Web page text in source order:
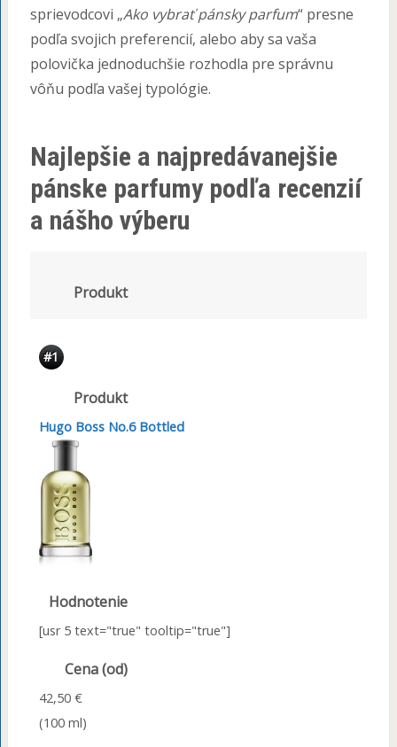
sprievodcovi „Ako vybrať pánsky parfum“ presne
podľa svojich preferencií, alebo aby sa vaša
polovička jednoduchšie rozhodla pre správnu
vôňu podľa vašej typológie.
Najlepšie a najpredávanejšie
pánske parfumy podľa recenzií
a nášho výberu
Produkt
#1
Produkt
Hugo Boss No.6 Bottled
Hodnotenie
[usr 5 text="true" tooltip="true"]
Cena (od)
42,50 €
(100 ml)